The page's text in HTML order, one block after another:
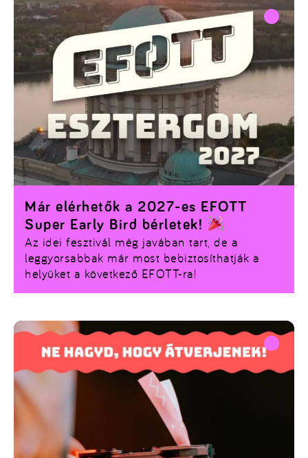
Az idei fesztivál még javában tart, de a
leggyorsabbak már most bebiztosíthatják a
helyüket a következő EFOTT-ra!
Már elérhetők a 2027-es EFOTT
Super Early Bird bérletek!